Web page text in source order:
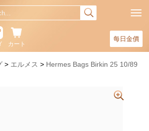
每日金價
カート
エルメス
Hermes Bags Birkin 25 10/89